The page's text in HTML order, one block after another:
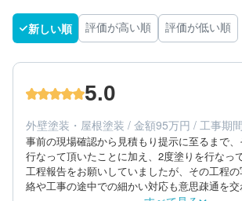
新しい順 評価が高い順 評価が低い順
5.0
外壁塗装・屋根塗装 / 金額95万円 / 工事期
事前の現場確認から見積もり提示に至るまで
行なって頂いたことに加え、2度塗りを行なっ
工程報告をお願いしていましたが、その工程
絡や工事の途中での細かい対応も意思疎通を